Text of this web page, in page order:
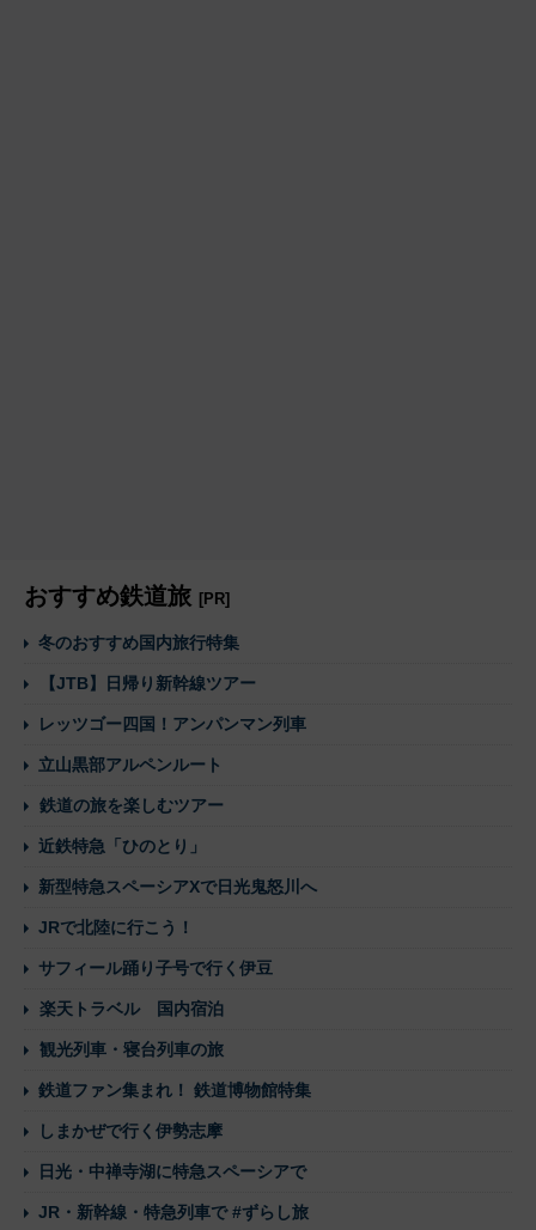
おすすめ鉄道旅 [PR]
冬のおすすめ国内旅行特集
【JTB】日帰り新幹線ツアー
レッツゴー四国！アンパンマン列車
立山黒部アルペンルート
鉄道の旅を楽しむツアー
近鉄特急「ひのとり」
新型特急スペーシアXで日光鬼怒川へ
JRで北陸に行こう！
サフィール踊り子号で行く伊豆
楽天トラベル 国内宿泊
観光列車・寝台列車の旅
鉄道ファン集まれ！ 鉄道博物館特集
しまかぜで行く伊勢志摩
日光・中禅寺湖に特急スペーシアで
JR・新幹線・特急列車で #ずらし旅